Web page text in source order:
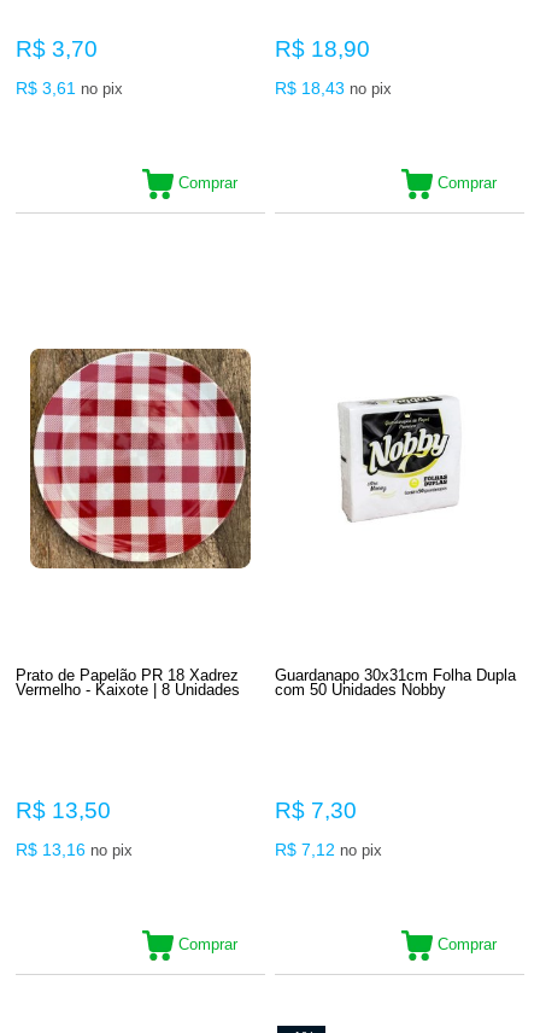
R$ 3,70
R$ 3,61 no pix
Comprar
R$ 18,90
R$ 18,43 no pix
Comprar
Prato de Papelão PR 18 Xadrez
Vermelho - Kaixote | 8 Unidades
R$ 13,50
R$ 13,16 no pix
Comprar
Guardanapo 30x31cm Folha Dupla
com 50 Unidades Nobby
R$ 7,30
R$ 7,12 no pix
Comprar